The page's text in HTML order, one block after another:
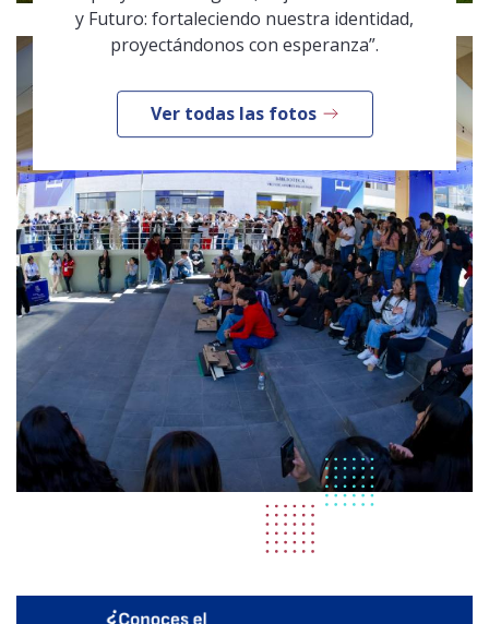
y Futuro: fortaleciendo nuestra identidad,
proyectándonos con esperanza”.
Ver todas las fotos